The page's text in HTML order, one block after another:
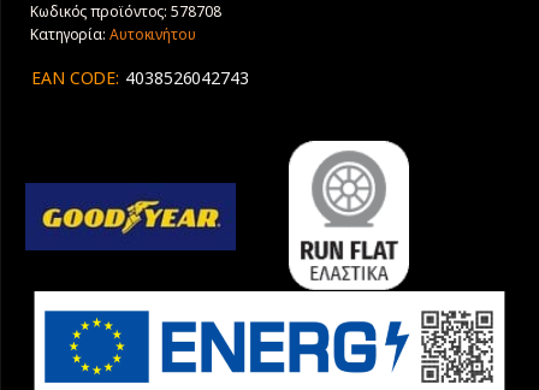
Goodyear
Eagle
Asymmetric
Κωδικός προϊόντος:578708
Κατηγορία: Αυτοκινήτου
EAN CODE: 4038526042743